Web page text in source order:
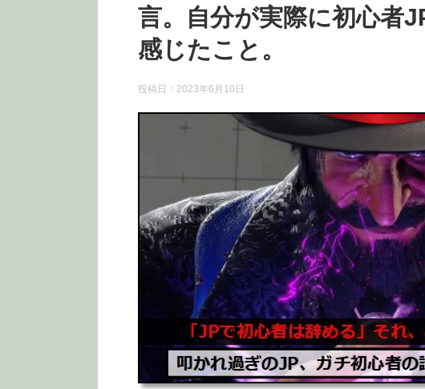
言。自分が実際に初心者
感じたこと。
投稿日： 2023年6月10日